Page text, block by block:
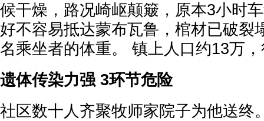
候干燥，路况崎岖颠簸，原本3小时
好不容易抵达蒙布瓦鲁，棺材已破裂
名乘坐者的体重。 镇上人口约13万
遗体传染力强 3环节危险
社区数十人齐聚牧师家院子为他送终